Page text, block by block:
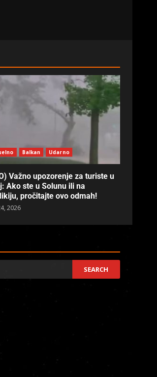
Balkan Udarno
Važno upozorenje za turiste u
Ako ste u Solunu ili na
pročitajte ovo odmah!
2026